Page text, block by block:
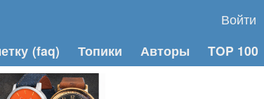
Войти
(faq) Топики Авторы TOP 100